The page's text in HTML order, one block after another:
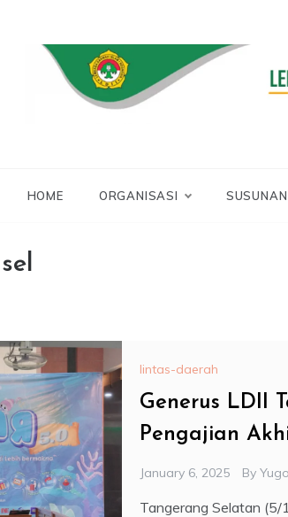
HOME ORGANISASI
lintas-daerah
Generus LDII
Pengajian
January 6, 2025 By Yugo
Tangerang Selatan (5/